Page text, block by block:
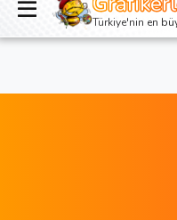
Türkiye'nin en